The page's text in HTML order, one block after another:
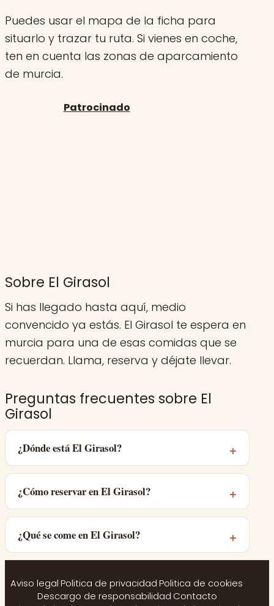
Puedes usar el mapa de la ficha para
situarlo y trazar tu ruta. Si vienes en coche,
ten en cuenta las zonas de aparcamiento
de murcia.
Sobre El Girasol
Si has llegado hasta aquí, medio
convencido ya estás. El Girasol te espera en
murcia para una de esas comidas que se
recuerdan. Llama, reserva y déjate llevar.
Preguntas frecuentes sobre El
Girasol
¿Dónde está El Girasol?
¿Cómo reservar en El Girasol?
¿Qué se come en El Girasol?
Aviso legal·Politica de privacidad·Politica de cookies·
Descargo de responsabilidad·Contacto